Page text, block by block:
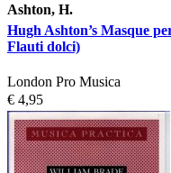
Ashton, H.
Hugh Ashton’s Masque
Flauti dolci)
London Pro Musica
€ 4,95